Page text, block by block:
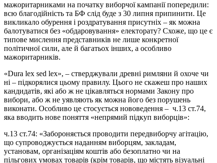
мажоритарниками на початку виборчої кампанії попередили:
всю благодійність та БФ слід буде з 30 липня припинити. Це
викликало обурення і роздратування присутніх – як можна
балотуватися без «обдаровування» електорату? Схоже, що це є
типове мислення представників не лише конкретної
політичної сили, але й багатьох інших, а особливо
мажоритарників.
«Dura lex sed lex», – стверджували древні римляни й охоче чи
ні – підкорялися цьому правилу. Цього не скажеш про наших
кандидатів, які або ж не цікавляться нормами Закону про
вибори, або ж не уявляють як можна його без порушень
виконати. Особливо це стосується нововедення – ч.13 ст.74,
яка вводить нове поняття «непрямий підкуп виборців»:
ч.13 ст.74: «Забороняється проводити передвиборчу агітацію,
що супроводжується наданням виборцям, закладам,
установам, організаціям коштів або безоплатно чи на
пільгових умовах товарів (крім товарів, що містять візуальні